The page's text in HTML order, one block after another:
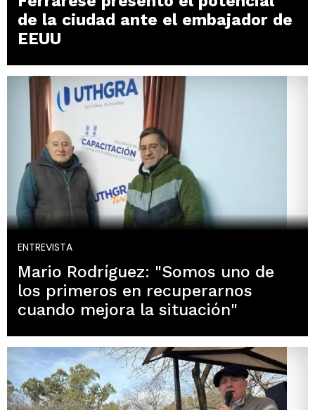
de la ciudad ante el embajador de
EEUU
ENTREVISTA
Mario Rodríguez: "Somos uno de
los primeros en recuperarnos
cuando mejora la situación"